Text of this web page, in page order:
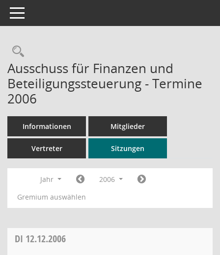
Toggle navigation
Rechercheauswahl
Ausschuss für Finanzen und
Beteiligungssteuerung - Termine
2006
Informationen Mitglieder
Vertreter Sitzungen
Jahr
2006
Gremium auswählen
DI 12.12.2006